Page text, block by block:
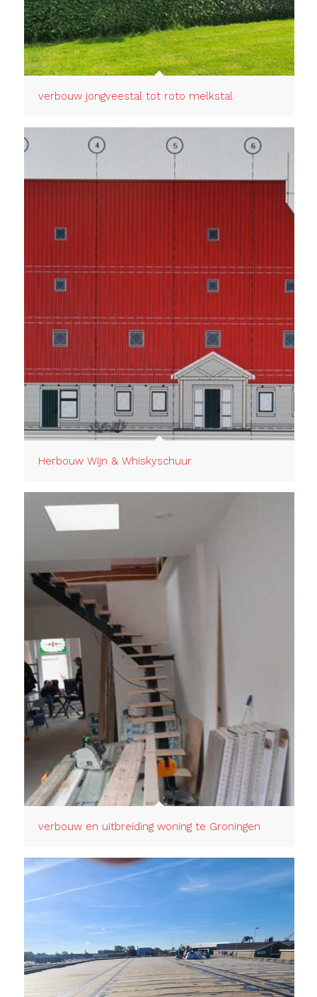
verbouw jongveestal tot roto melkstal
Herbouw Wijn & Whiskyschuur
verbouw en uitbreiding woning te Groningen